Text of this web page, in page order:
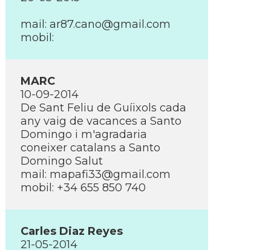
mail: ar87.cano@gmail.com
mobil:
MARC
10-09-2014
De Sant Feliu de Guíixols cada
any vaig de vacances a Santo
Domingo i m'agradaria
coneixer catalans a Santo
Domingo Salut
mail: mapafi33@gmail.com
mobil: +34 655 850 740
Carles Diaz Reyes
21-05-2014